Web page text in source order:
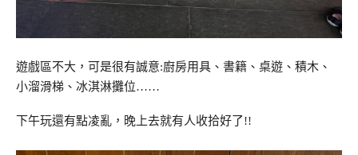
遊戲區不大，可是很有誠意:廚房用具、書籍、桌遊、積木、
小溜滑梯、冰淇淋攤位……
下午玩還有點凌亂，晚上去就有人收拾好了!!